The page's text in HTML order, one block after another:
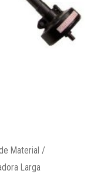
Material /
Larga